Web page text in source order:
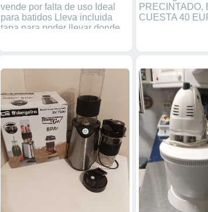
vende por falta de uso Ideal
para batidos Lleva incluida
tapa para poder llevar donde
PRECINTADO,
CUESTA 40